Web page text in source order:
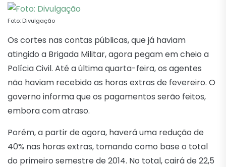
Foto: Divulgação
Os cortes nas contas públicas, que já haviam
atingido a Brigada Militar, agora pegam em cheio a
Polícia Civil. Até a última quarta-feira, os agentes
não haviam recebido as horas extras de fevereiro. O
governo informa que os pagamentos serão feitos,
embora com atraso.
Porém, a partir de agora, haverá uma redução de
40% nas horas extras, tomando como base o total
do primeiro semestre de 2014. No total, cairá de 22,5